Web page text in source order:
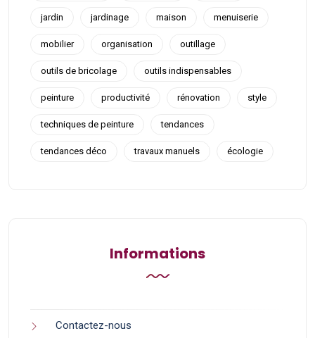
jardin jardinage maison menuiserie
mobilier organisation outillage
outils de bricolage outils indispensables
peinture productivité rénovation style
techniques de peinture tendances
tendances déco travaux manuels écologie
Informations
Contactez-nous